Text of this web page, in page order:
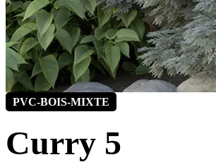
PVC-BOIS-MIXTE
Curry 5